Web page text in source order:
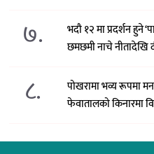
७.
भदौ १२ मा प्रदर्शन हुने
छमछमी नाचे नीतादेखि
८.
पोखरामा भव्य रूपमा
फेवातालको किनारमा